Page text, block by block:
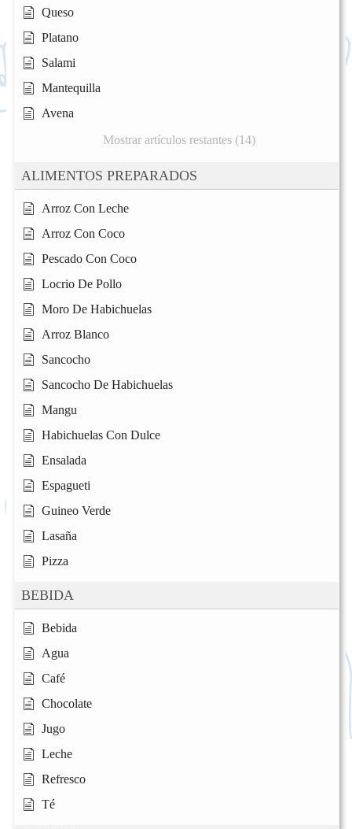
Queso
Platano
Salami
Mantequilla
Avena
Mostrar artículos restantes (14)
ALIMENTOS PREPARADOS
Arroz Con Leche
Arroz Con Coco
Pescado Con Coco
Locrio De Pollo
Moro De Habichuelas
Arroz Blanco
Sancocho
Sancocho De Habichuelas
Mangu
Habichuelas Con Dulce
Ensalada
Espagueti
Guineo Verde
Lasaña
Pizza
BEBIDA
Bebida
Agua
Café
Chocolate
Jugo
Leche
Refresco
Té